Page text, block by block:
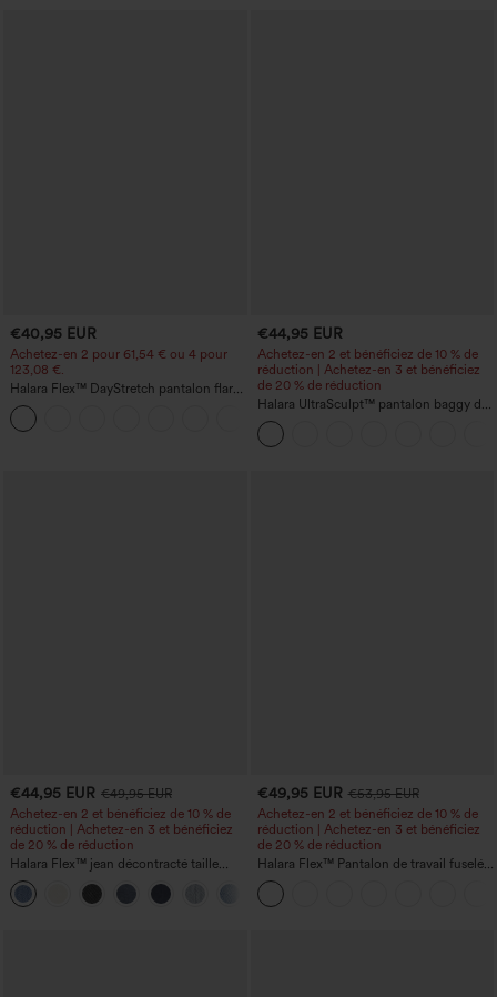
€40,95 EUR
Achetez-en 2 pour 61,54 € ou 4 pour
123,08 €.
Halara Flex™ DayStretch pantalon flare
de travail, taille mi-haute, poche latérale
zippée
€44,95 EUR
Achetez-en 2 et bénéficiez de 10 % de
réduction | Achetez-en 3 et bénéficiez
de 20 % de réduction
Halara UltraSculpt™ pantalon baggy de
yoga taille haute à effet gainant pour le
ventre, à rayures color block, avec
poches
€44,95 EUR €49,95 EUR
Achetez-en 2 et bénéficiez de 10 % de
réduction | Achetez-en 3 et bénéficiez
de 20 % de réduction
Halara Flex™ jean décontracté taille
haute, large, avec poches, ourlet
retroussé et effet délavé
€49,95 EUR €53,95 EUR
Achetez-en 2 et bénéficiez de 10 % de
réduction | Achetez-en 3 et bénéficiez
de 20 % de réduction
Halara Flex™ Pantalon de travail fuselé,
uni, taille haute, avec poches